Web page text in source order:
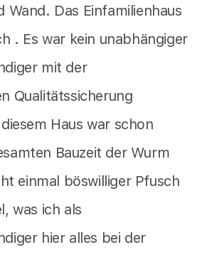
Wand. Das Einfamilienhaus
. Es war kein unabhängiger
mit der
Qualitätssicherung
Haus war schon
Bauzeit der Wurm
einmal böswilliger Pfusch
was ich als
hier alles bei der